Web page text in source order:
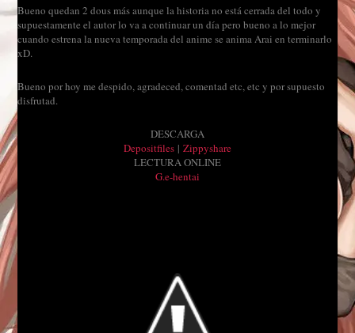
Bueno quedan 2 dous más aunque la historia no está cerrada del todo y
supuestamente el autor lo va a continuar un día pero bueno a lo mejor
cuando estrena la nueva temporada del anime se anima Arai en terminarlo
xD.
Bueno por hoy me despido, agradeced, comentad etc, etc y por supuesto
disfrutad.
DESCARGA
Depositfiles | Zippyshare
LECTURA ONLINE
G.e-hentai